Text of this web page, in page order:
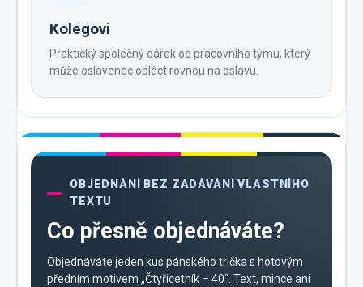
Kolegovi
Praktický společný dárek od pracovního týmu, který
může oslavenec obléct rovnou na oslavu.
OBJEDNÁNÍ BEZ ZADÁVÁNÍ VLASTNÍHO
TEXTU
Co přesně objednáváte?
Objednáváte jeden kus pánského trička s hotovým
předním motivem „Čtyřicetník – 40“. Text, mince ani